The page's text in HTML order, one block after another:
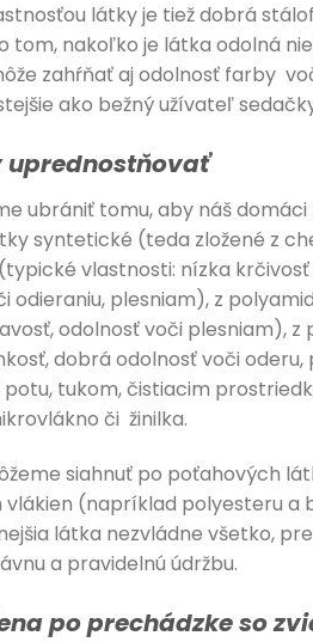
látky je tiež dobrá
tom, nakoľko je látka odolná
zahŕňať aj odolnosť farby
ako bežný užívateľ
uprednostňovať
ubrániť tomu, aby náš
syntetické (teda zložené z
vlastnosti: nízka krčivosť
odieraniu, plesniam), z
odolnosť voči plesniam),
dobrá odolnosť voči
tukom, čistiacim
či žinilka.
siahnuť po poťahových
(napríklad polyesteru a
látka nezvládne všetko,
a pravidelnú údržbu.
po prechádzke so